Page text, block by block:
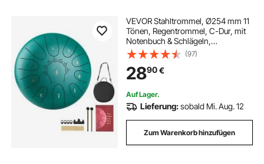
VEVOR Stahltrommel, Ø254 mm 11
Tönen, Regentrommel, C-Dur, mit
Notenbuch & Schlägeln,
Perkussionsinstrument für
Meditation, Yoga & musikalische
Anfängerausbildung, Steel Tongue
Drum Grün
(97)
2890€
Auf Lager.
Lieferung:sobald Mi. Aug. 12
Zum Warenkorb hinzufügen